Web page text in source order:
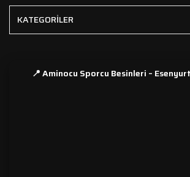
KATEGORİLER
📍 Aminocu Sporcu Besinleri –